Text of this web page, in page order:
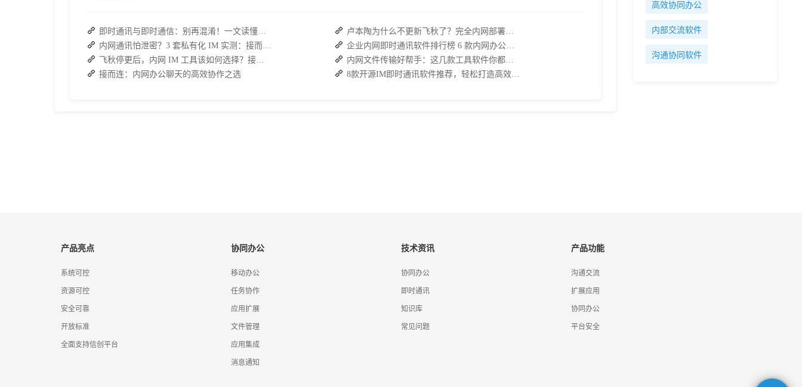
即时通讯与即时通信：别再混淆！一文读懂差异，接而连适配企业协作需求
内网通讯怕泄密？3 套私有化 IM 实测：接而连如何筑牢安全防线并提效
飞秋停更后，内网 IM 工具该如何选择？接而连成企业新宠
接而连：内网办公聊天的高效协作之选
卢本陶为什么不更新飞秋了？完全内网部署的即时通讯软件推荐
企业内网即时通讯软件排行榜 6 款内网办公必备软件介绍
内网文件传输好帮手：这几款工具软件你都试试了吗？
8款开源IM即时通讯软件推荐，轻松打造高效团队沟通！
高效协同办公
内部交流软件
沟通协同软件
产品亮点
系统可控
资源可控
安全可靠
开放标准
全面支持信创平台
协同办公
移动办公
任务协作
应用扩展
文件管理
应用集成
消息通知
技术资讯
协同办公
即时通讯
知识库
常见问题
产品功能
沟通交流
扩展应用
协同办公
平台安全